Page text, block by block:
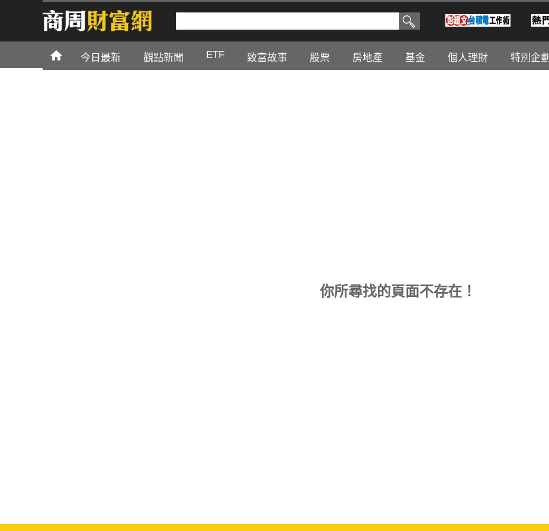
今日最新 觀點新聞 ETF 致富故事 股票 房地產 基金 個人理財 特別企劃
你所尋找的頁面不存在！